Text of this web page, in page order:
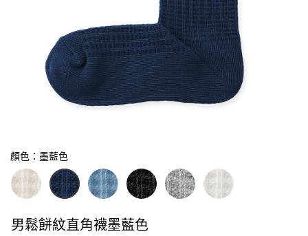
顏色：墨藍色
男鬆餅紋直角襪墨藍色